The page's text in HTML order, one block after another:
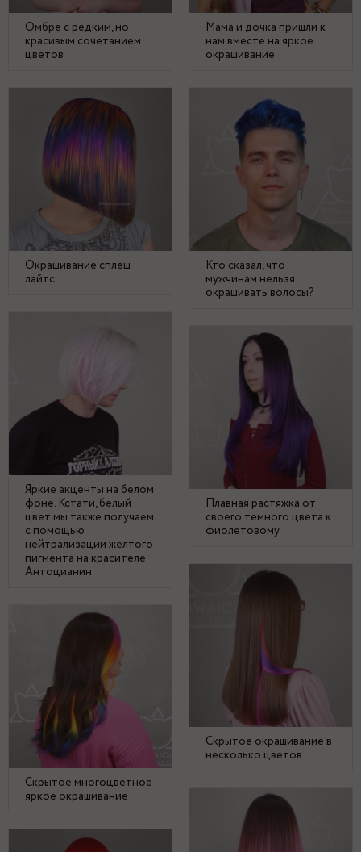
Омбре с редким, но
красивым сочетанием
цветов
Мама и дочка пришли к
нам вместе на яркое
окрашивание
Окрашивание сплеш
лайтс
Кто сказал, что
мужчинам нельзя
окрашивать волосы?
Яркие акценты на белом
фоне. Кстати, белый
цвет мы также получаем
с помощью
нейтрализации желтого
пигмента на красителе
Антоцианин
Плавная растяжка от
своего темного цвета к
фиолетовому
Скрытое окрашивание в
несколько цветов
Скрытое многоцветное
яркое окрашивание